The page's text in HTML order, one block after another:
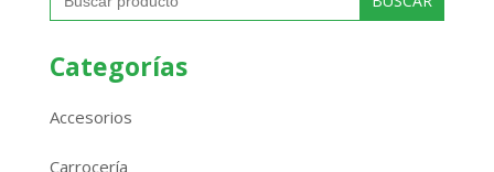
Categorías
Accesorios
Carrocería